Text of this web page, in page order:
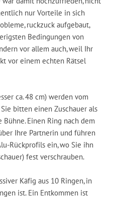
nur Vorteile in sich
ruckzuck aufgebaut,
Bedingungen von
vor allem auch, weil Ihr
vor einem echten Rätsel
ca. 48 cm) werden vom
bitten einen Zuschauer als
Einen Ring nach dem
Ihre Partnerin und führen
Rückprofils ein, wo Sie ihn
fest verschrauben.
Käfig aus 10 Ringen, in
ist. Ein Entkommen ist